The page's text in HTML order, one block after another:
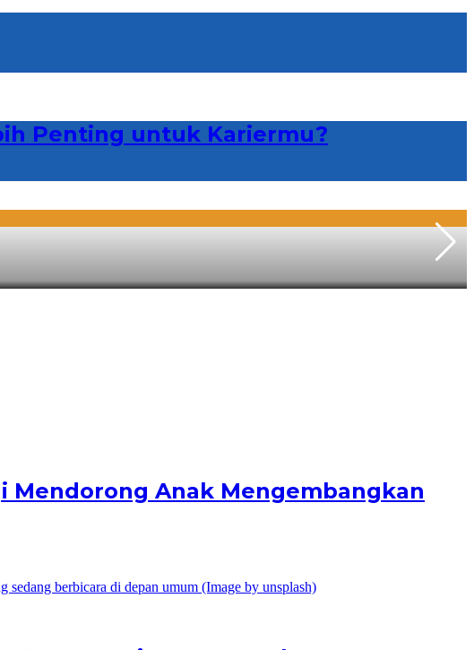
Penting untuk Kariermu?
Mendorong Anak Mengembangkan